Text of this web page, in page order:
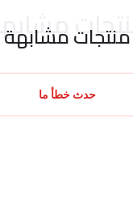
منتجات مشابهة
منتجات مشابهة
حدث خطأ ما